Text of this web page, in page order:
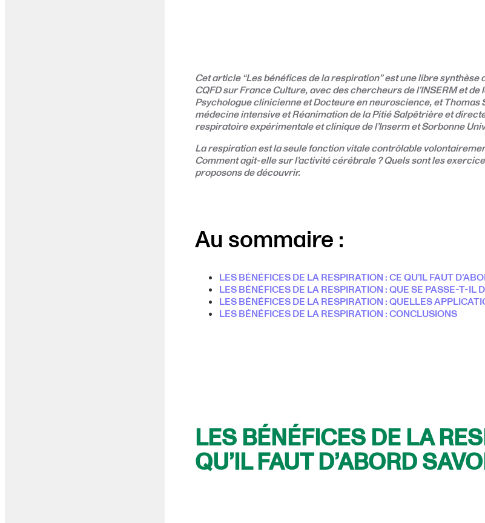
Cet article “Les bénéfices de la respiration” est une libre synthèse
CQFD sur France Culture, avec des chercheurs de l’INSERM et
Psychologue clinicienne et Docteure en neuroscience, et
médecine intensive et Réanimation de la Pitié Salpêtrière et
respiratoire expérimentale et clinique de l’Inserm et Sorbonne
La respiration est la seule fonction vitale contrôlable
Comment agit-elle sur l’activité cérébrale ? Quels sont les
proposons de découvrir.
Au sommaire :
LES BÉNÉFICES DE LA RESPIRATION : CE QU’IL FAUT
LES BÉNÉFICES DE LA RESPIRATION : QUE SE PASSE-T-IL
LES BÉNÉFICES DE LA RESPIRATION : QUELLES
LES BÉNÉFICES DE LA RESPIRATION : CONCLUSIONS
LES BÉNÉFICES DE LA
QU’IL FAUT D’ABORD